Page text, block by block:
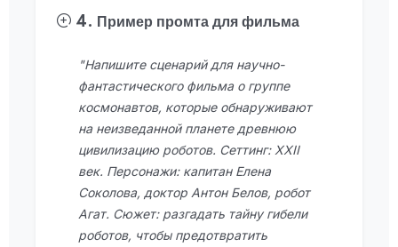
4. Пример промта для фильма
"Напишите сценарий для научно-
фантастического фильма о группе
космонавтов, которые обнаруживают
на неизведанной планете древнюю
цивилизацию роботов. Сеттинг: XXII
век. Персонажи: капитан Елена
Соколова, доктор Антон Белов, робот
Агат. Сюжет: разгадать тайну гибели
роботов, чтобы предотвратить